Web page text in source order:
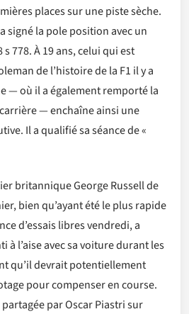
places sur une piste sèche.
signé la pole position avec un
778. À 19 ans, celui qui est
de l’histoire de la F1 il y a
— où il a également remporté la
— enchaîne ainsi une
Il a qualifié sa séance de «
britannique George Russell de
bien qu’ayant été le plus rapide
d’essais libres vendredi, a
à l’aise avec sa voiture durant les
qu’il devrait potentiellement
pour compenser en course.
par Oscar Piastri sur